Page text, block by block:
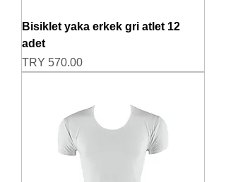
Bisiklet yaka erkek gri atlet 12
adet
Price
TRY 570.00